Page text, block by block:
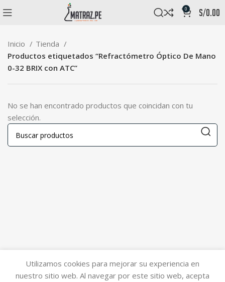
0 s/0.00
Inicio
Tienda
Productos etiquetados “Refractómetro Óptico De Mano
0-32 BRIX con ATC”
No se han encontrado productos que coincidan con tu
selección.
Utilizamos cookies para mejorar su experiencia en
nuestro sitio web. Al navegar por este sitio web, acepta